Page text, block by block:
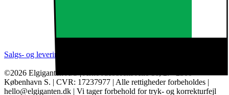
Salgs- og leveringsbetingelser
©2026 Elgiganten A/S | Arne Jacobsens Allé 16, 2. - 2300
København S. | CVR: 17237977 | Alle rettigheder forbeholdes |
hello@elgiganten.dk | Vi tager forbehold for tryk- og korrekturfejl